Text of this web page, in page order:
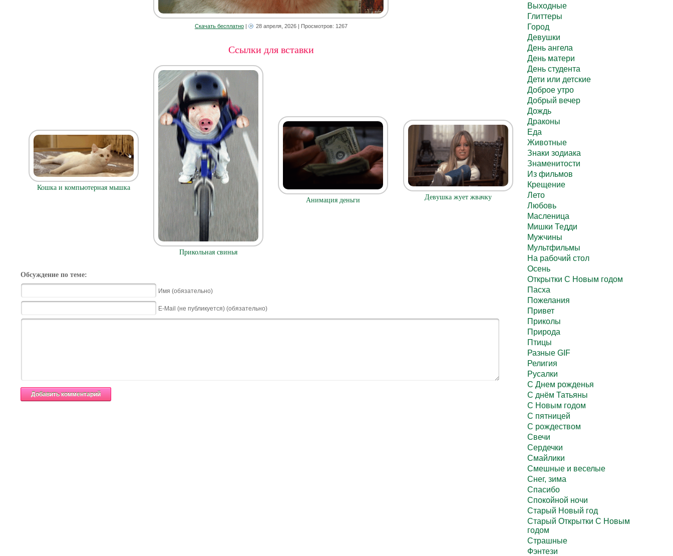
Скачать бесплатно| 28 апреля, 2026| Просмотров: 1267
Ссылки для вставки
Кошка и компьютерная мышка
Прикольная свинья
Анимация деньги Девушка жует жвачку
Обсуждение по теме:
Имя (обязательно)
E-Mail (не публикуется) (обязательно)
Выходные
Глиттеры
Город
Девушки
День ангела
День матери
День студента
Дети или детские
Доброе утро
Добрый вечер
Дождь
Драконы
Еда
Животные
Знаки зодиака
Знаменитости
Из фильмов
Крещение
Лето
Любовь
Масленица
Мишки Тедди
Мужчины
Мультфильмы
На рабочий стол
Осень
Открытки С Новым годом
Пасха
Пожелания
Привет
Приколы
Природа
Птицы
Разные GIF
Религия
Русалки
С Днем рожденья
С днём Татьяны
С Новым годом
С пятницей
С рождеством
Свечи
Сердечки
Смайлики
Смешные и веселые
Снег, зима
Спасибо
Спокойной ночи
Старый Новый год
Старый Открытки С Новым
годом
Страшные
Фэнтези